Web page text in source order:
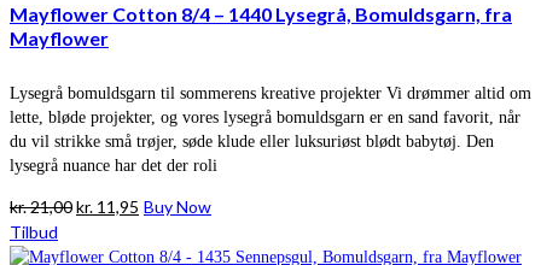
Mayflower Cotton 8/4 – 1440 Lysegrå, Bomuldsgarn, fra
Mayflower
Lysegrå bomuldsgarn til sommerens kreative projekter Vi drømmer altid om
lette, bløde projekter, og vores lysegrå bomuldsgarn er en sand favorit, når
du vil strikke små trøjer, søde klude eller luksuriøst blødt babytøj. Den
lysegrå nuance har det der roli
kr.21,00Den
pris
kr. 11,95 Den
pris
Buy Now
Tilbud